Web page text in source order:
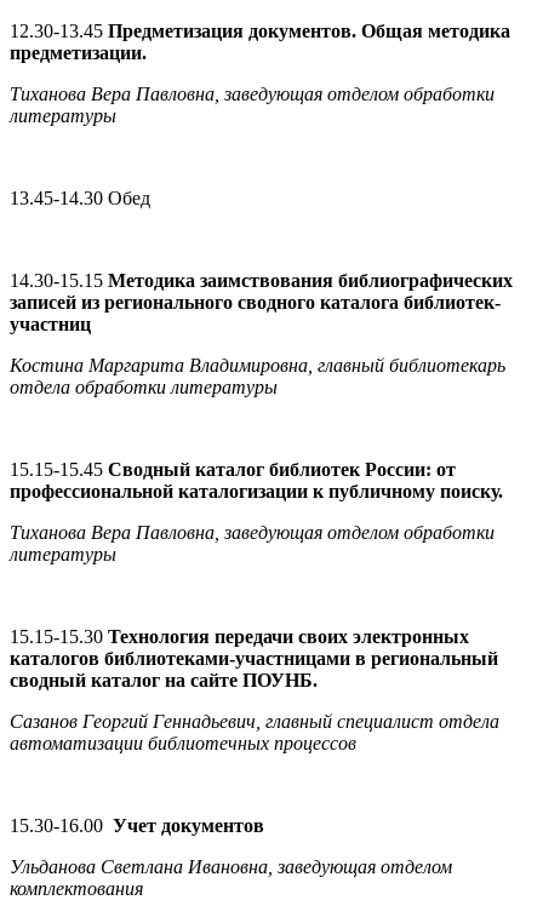
12.30-13.45 Предметизация документов. Общая методика
предметизации.
Тиханова Вера Павловна, заведующая отделом обработки
литературы
13.45-14.30 Обед
14.30-15.15 Методика заимствования библиографических
записей из регионального сводного каталога библиотек-
участниц
Костина Маргарита Владимировна, главный библиотекарь
отдела обработки литературы
15.15-15.45 Сводный каталог библиотек России: от
профессиональной каталогизации к публичному поиску.
Тиханова Вера Павловна, заведующая отделом обработки
литературы
15.15-15.30 Технология передачи своих электронных
каталогов библиотеками-участницами в региональный
сводный каталог на сайте ПОУНБ.
Сазанов Георгий Геннадьевич, главный специалист отдела
автоматизации библиотечных процессов
15.30-16.00 Учет документов
Ульданова Светлана Ивановна, заведующая отделом
комплектования